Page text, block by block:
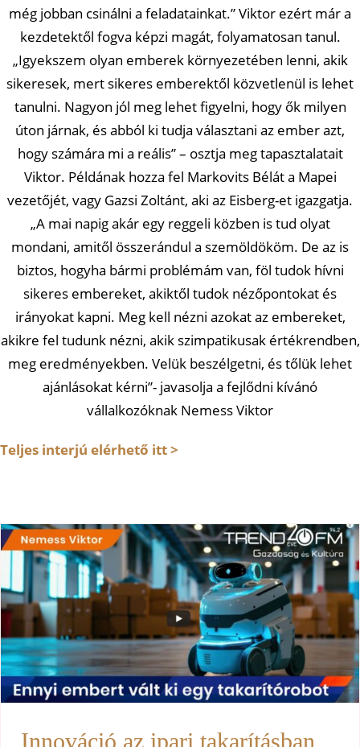
még jobban csinálni a feladatainkat.” Viktor ezért már a
kezdetektől fogva képzi magát, folyamatosan tanul.
„Igyekszem olyan emberek környezetében lenni, akik
sikeresek, mert sikeres emberektől közvetlenül is lehet
tanulni. Nagyon jól meg lehet figyelni, hogy ők milyen
úton járnak, és abból ki tudja választani az ember azt,
hogy számára mi a reális” – osztja meg tapasztalatait
Viktor. Példának hozza fel Markovits Bélát a Mapei
vezetőjét, vagy Gazsi Zoltánt, aki az Eisberg-et igazgatja.
„A mai napig akár egy reggeli közben is tud olyat
mondani, amitől összerándul a szemöldököm. De az is
biztos, hogyha bármi problémám van, föl tudok hívni
sikeres embereket, akiktől tudok nézőpontokat és
irányokat kapni. Meg kell nézni azokat az embereket,
akikre fel tudunk nézni, akik szimpatikusak értékrendben,
meg eredményekben. Velük beszélgetni, és tőlük lehet
ajánlásokat kérni”- javasolja a fejlődni kívánó
vállalkozóknak Nemess Viktor
Teljes interjú elérhető itt >
Innováció az ipari takarításban
Uncategorized
Innováció az ipari takarításban